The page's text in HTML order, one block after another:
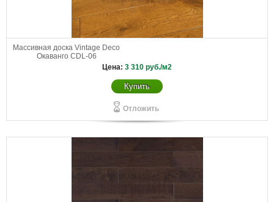
Массивная доска Vintage Deco
Окаванго CDL-06
Цена: 3 310 руб./м2
Купить
Отложить